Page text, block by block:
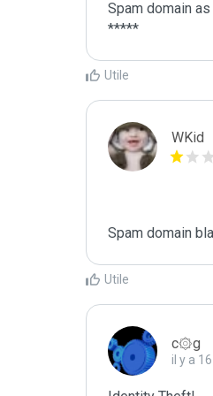
Spam domain
*****
Utile
WKid
Spam domain
Utile
c۞g
il y a